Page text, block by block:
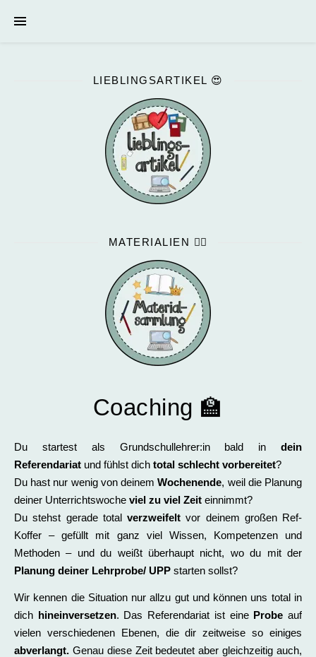
LIEBLINGSARTIKEL 😍
MATERIALIEN ✍🏻
Coaching 🏫
Du startest als Grundschullehrer:in bald in dein
Referendariat und fühlst dich total schlecht vorbereitet?
Du hast nur wenig von deinemWochenende, weil die Planung
deiner Unterrichtswoche viel zu viel Zeit einnimmt?
Du stehst gerade total verzweifelt vor deinem großen Ref-
Koffer – gefüllt mit ganz viel Wissen, Kompetenzen und
Methoden – und du weißt überhaupt nicht, wo du mit der
Planung deiner Lehrprobe/ UPP starten sollst?
Wir kennen die Situation nur allzu gut und können uns total in
dich hineinversetzen. Das Referendariat ist eine Probe auf
vielen verschiedenen Ebenen, die dir zeitweise so einiges
abverlangt. Genau diese Zeit bedeutet aber gleichzeitig auch,